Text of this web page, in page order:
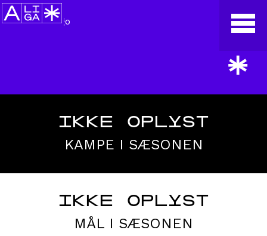
*
IKKE OPLYST
KAMPE I SÆSONEN
IKKE OPLYST
MÅL I SÆSONEN